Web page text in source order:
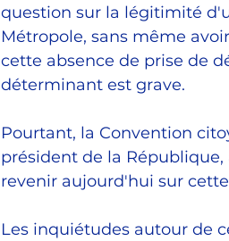
question sur la légitimité
Métropole, sans même
cette absence de prise de
déterminant est grave.
Pourtant, la Convention
président de la
revenir aujourd'hui sur
Les inquiétudes autour de